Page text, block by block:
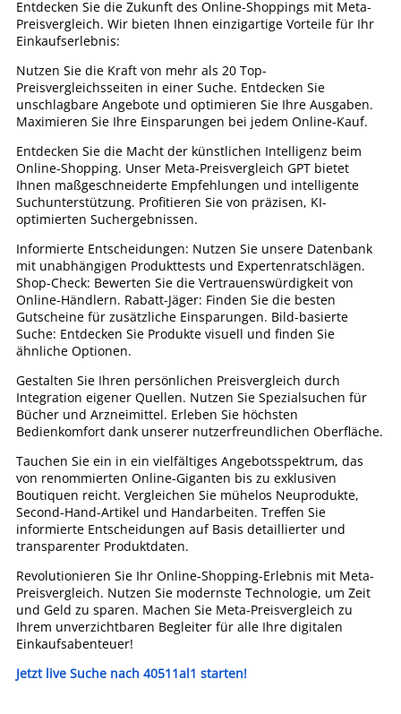
Entdecken Sie die Zukunft des Online-Shoppings mit Meta-
Preisvergleich. Wir bieten Ihnen einzigartige Vorteile für Ihr
Einkaufserlebnis:
Nutzen Sie die Kraft von mehr als 20 Top-
Preisvergleichsseiten in einer Suche. Entdecken Sie
unschlagbare Angebote und optimieren Sie Ihre Ausgaben.
Maximieren Sie Ihre Einsparungen bei jedem Online-Kauf.
Entdecken Sie die Macht der künstlichen Intelligenz beim
Online-Shopping. Unser Meta-Preisvergleich GPT bietet
Ihnen maßgeschneiderte Empfehlungen und intelligente
Suchunterstützung. Profitieren Sie von präzisen, KI-
optimierten Suchergebnissen.
Informierte Entscheidungen: Nutzen Sie unsere Datenbank
mit unabhängigen Produkttests und Expertenratschlägen.
Shop-Check: Bewerten Sie die Vertrauenswürdigkeit von
Online-Händlern. Rabatt-Jäger: Finden Sie die besten
Gutscheine für zusätzliche Einsparungen. Bild-basierte
Suche: Entdecken Sie Produkte visuell und finden Sie
ähnliche Optionen.
Gestalten Sie Ihren persönlichen Preisvergleich durch
Integration eigener Quellen. Nutzen Sie Spezialsuchen für
Bücher und Arzneimittel. Erleben Sie höchsten
Bedienkomfort dank unserer nutzerfreundlichen Oberfläche.
Tauchen Sie ein in ein vielfältiges Angebotsspektrum, das
von renommierten Online-Giganten bis zu exklusiven
Boutiquen reicht. Vergleichen Sie mühelos Neuprodukte,
Second-Hand-Artikel und Handarbeiten. Treffen Sie
informierte Entscheidungen auf Basis detaillierter und
transparenter Produktdaten.
Revolutionieren Sie Ihr Online-Shopping-Erlebnis mit Meta-
Preisvergleich. Nutzen Sie modernste Technologie, um Zeit
und Geld zu sparen. Machen Sie Meta-Preisvergleich zu
Ihrem unverzichtbaren Begleiter für alle Ihre digitalen
Einkaufsabenteuer!
Jetzt live Suche nach 40511al1 starten!